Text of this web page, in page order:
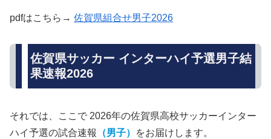
pdfはこちら→ 佐賀県組合せ男子2026
佐賀県サッカー インターハイ予選男子結
果速報2026
それでは、ここで 2026年の佐賀県高校サッカーインター
ハイ予選の試合速報
（男子） をお届けします。